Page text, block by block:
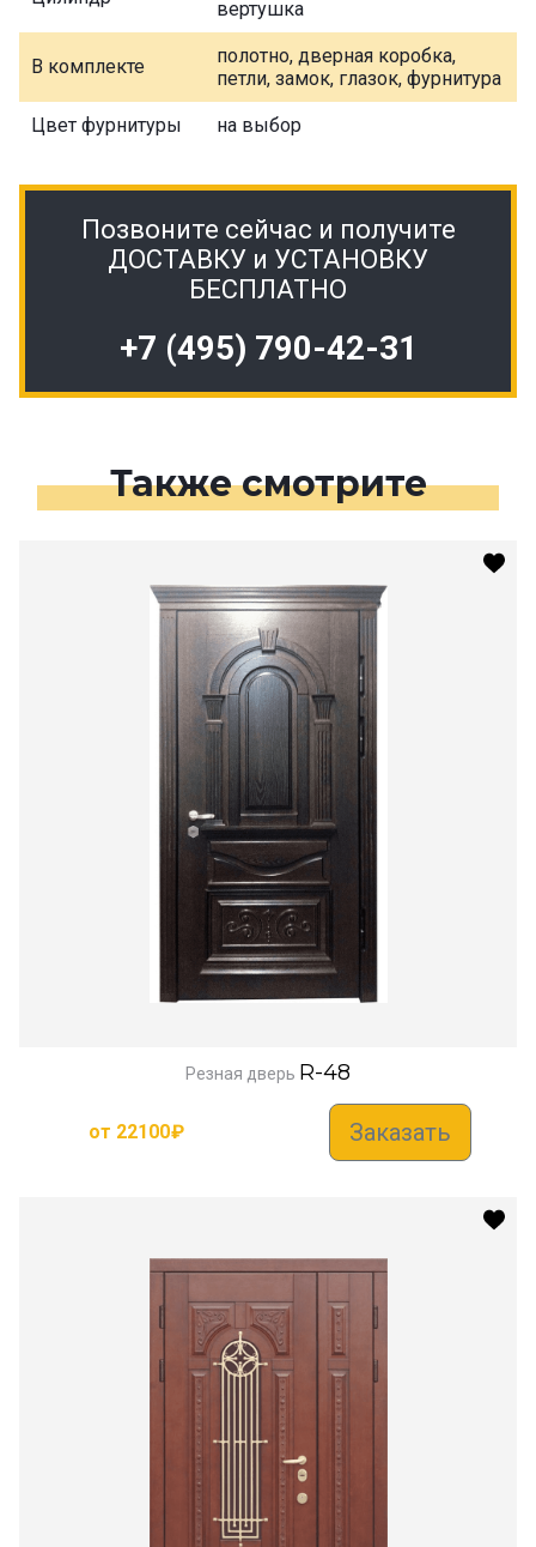
вертушка
В комплекте
полотно, дверная коробка,
петли, замок, глазок, фурнитура
Цвет фурнитуры на выбор
Позвоните сейчас и получите
ДОСТАВКУ и УСТАНОВКУ
БЕСПЛАТНО
+7 (495) 790-42-31
Также смотрите
Резная дверь R-48
от 22100₽ Заказать